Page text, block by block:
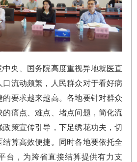
中央、国务院高度重视异地就医直
口流动频繁，人民群众对于看好病
的要求越来越高。各地要针对群众
的痛点、难点、堵点问题，简化流
策宣传引导，下足绣花功夫，切
结算高效便捷。同时各地要依托全
台，为跨省直接结算提供有力支